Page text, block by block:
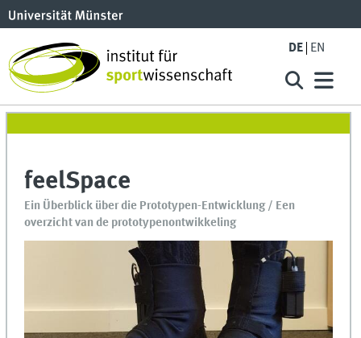
DE EN
feelSpace
Ein Überblick über die Prototypen-Entwicklung / Een
overzicht van de prototypenontwikkeling